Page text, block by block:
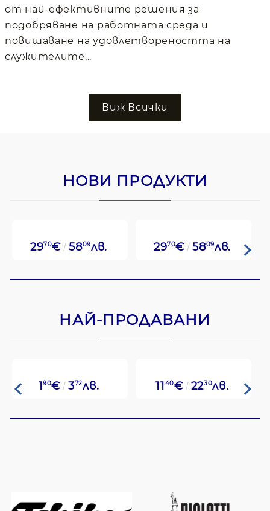
от най-ефективните решения за
подобряване на работната среда и
повишаване на удовлетвореността на
служителите...
Виж Всички
НОВИ ПРОДУКТИ
2970€ 5809лв. 2970€ 5809лв.
НАЙ-ПРОДАВАНИ
190€ 372лв. 11 40€ 2230лв.